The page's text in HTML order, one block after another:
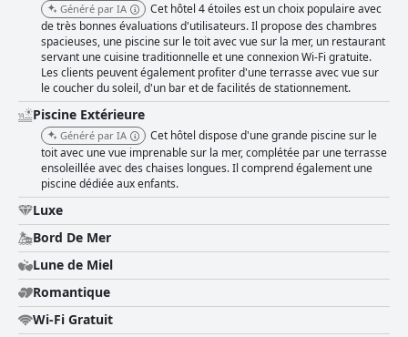
Généré par IA
Cet hôtel 4 étoiles est un choix populaire avec
de très bonnes évaluations d'utilisateurs. Il propose des chambres
spacieuses, une piscine sur le toit avec vue sur la mer, un restaurant
servant une cuisine traditionnelle et une connexion Wi-Fi gratuite.
Les clients peuvent également profiter d'une terrasse avec vue sur
le coucher du soleil, d'un bar et de facilités de stationnement.
Piscine Extérieure
Généré par IA
Cet hôtel dispose d'une grande piscine sur le
toit avec une vue imprenable sur la mer, complétée par une terrasse
ensoleillée avec des chaises longues. Il comprend également une
piscine dédiée aux enfants.
Luxe
Bord De Mer
Lune de Miel
Romantique
Wi-Fi Gratuit